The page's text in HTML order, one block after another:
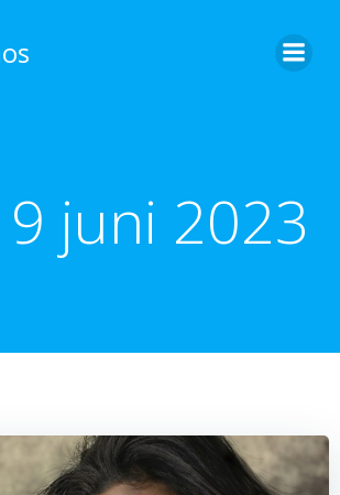
9 juni 2023